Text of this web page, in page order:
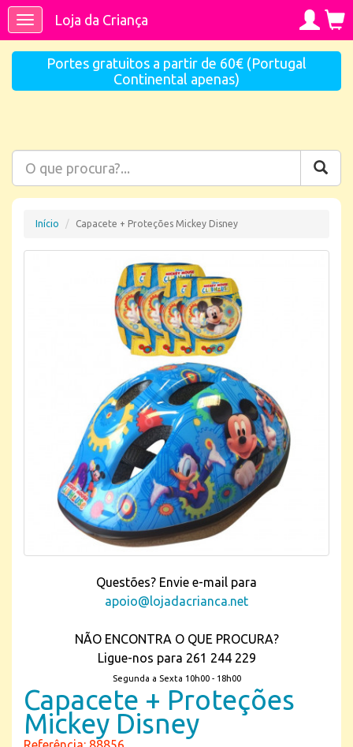
ToggleLoja da Criança
Portes gratuitos a partir de 60€ (Portugal
Continental apenas)
Início Capacete + Proteções Mickey Disney
Questões? Envie e-mail para
apoio@lojadacrianca.net
NÃO ENCONTRA O QUE PROCURA?
Ligue-nos para 261 244 229
Segunda a Sexta 10h00 - 18h00
Capacete + Proteções
Mickey Disney